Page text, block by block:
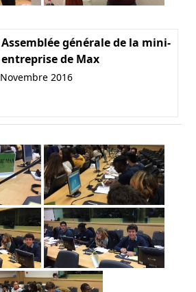
Assemblée générale de la mini-
entreprise de Max
Novembre 2016